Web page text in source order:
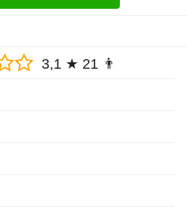
3,1 ★ 21 👨